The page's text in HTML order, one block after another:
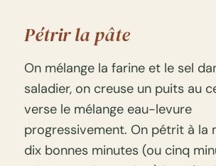
Pétrir la pâte
On mélange la farine et le sel
saladier, on creuse un puits au
verse le mélange eau-levure
progressivement. On pétrit à la
dix bonnes minutes (ou cinq